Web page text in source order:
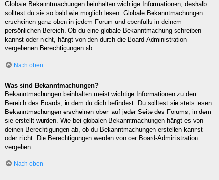
Globale Bekanntmachungen beinhalten wichtige Informationen, deshalb
solltest du sie so bald wie möglich lesen. Globale Bekanntmachungen
erscheinen ganz oben in jedem Forum und ebenfalls in deinem
persönlichen Bereich. Ob du eine globale Bekanntmachung schreiben
kannst oder nicht, hängt von den durch die Board-Administration
vergebenen Berechtigungen ab.
Nach oben
Was sind Bekanntmachungen?
Bekanntmachungen beinhalten meist wichtige Informationen zu dem
Bereich des Boards, in dem du dich befindest. Du solltest sie stets lesen.
Bekanntmachungen erscheinen oben auf jeder Seite des Forums, in dem
sie erstellt wurden. Wie bei globalen Bekanntmachungen hängt es von
deinen Berechtigungen ab, ob du Bekanntmachungen erstellen kannst
oder nicht. Die Berechtigungen werden von der Board-Administration
vergeben.
Nach oben